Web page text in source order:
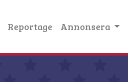
Reportage Annonsera